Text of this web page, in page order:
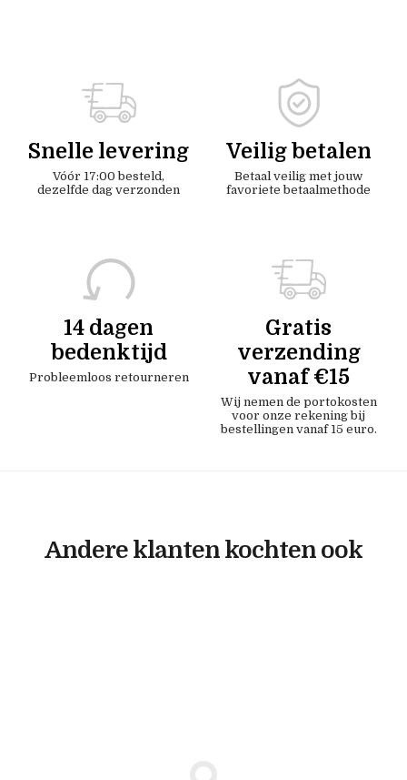
Snelle levering
Vóór 17:00 besteld,
dezelfde dag verzonden
Veilig betalen
Betaal veilig met jouw
favoriete betaalmethode
14 dagen
bedenktijd
Probleemloos retourneren
Gratis
verzending
vanaf €15
Wij nemen de portokosten
voor onze rekening bij
bestellingen vanaf 15 euro.
Andere klanten kochten ook